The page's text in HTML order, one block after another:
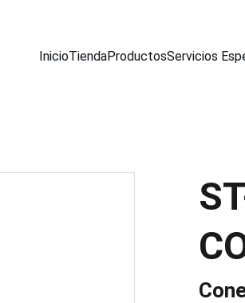
InicioTiendaProductosServicios